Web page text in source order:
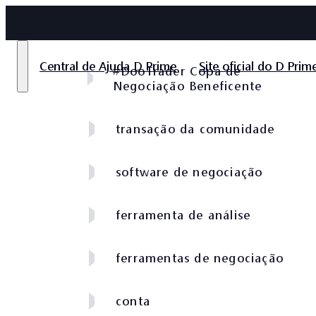
Central de Ajuda D Prime Site oficial do D
#DooTrader Copa de
Negociação Beneficente
transação da comunidade
software de negociação
ferramenta de análise
ferramentas de negociação
conta